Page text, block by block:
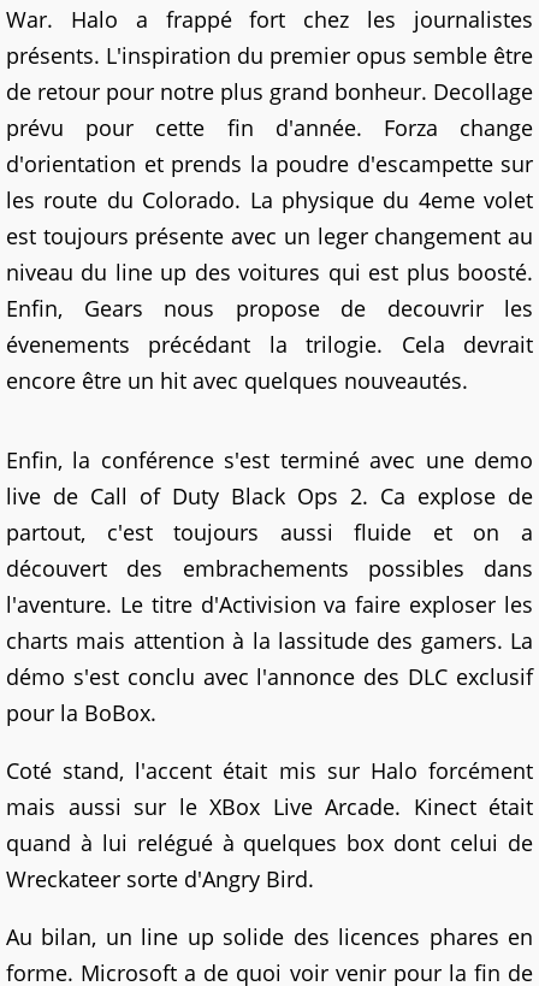
War. Halo a frappé fort chez les journalistes
présents. L'inspiration du premier opus semble être
de retour pour notre plus grand bonheur. Decollage
prévu pour cette fin d'année. Forza change
d'orientation et prends la poudre d'escampette sur
les route du Colorado. La physique du 4eme volet
est toujours présente avec un leger changement au
niveau du line up des voitures qui est plus boosté.
Enfin, Gears nous propose de decouvrir les
évenements précédant la trilogie. Cela devrait
encore être un hit avec quelques nouveautés.
Enfin, la conférence s'est terminé avec une demo
live de Call of Duty Black Ops 2. Ca explose de
partout, c'est toujours aussi fluide et on a
découvert des embrachements possibles dans
l'aventure. Le titre d'Activision va faire exploser les
charts mais attention à la lassitude des gamers. La
démo s'est conclu avec l'annonce des DLC exclusif
pour la BoBox.
Coté stand, l'accent était mis sur Halo forcément
mais aussi sur le XBox Live Arcade. Kinect était
quand à lui relégué à quelques box dont celui de
Wreckateer sorte d'Angry Bird.
Au bilan, un line up solide des licences phares en
forme. Microsoft a de quoi voir venir pour la fin de